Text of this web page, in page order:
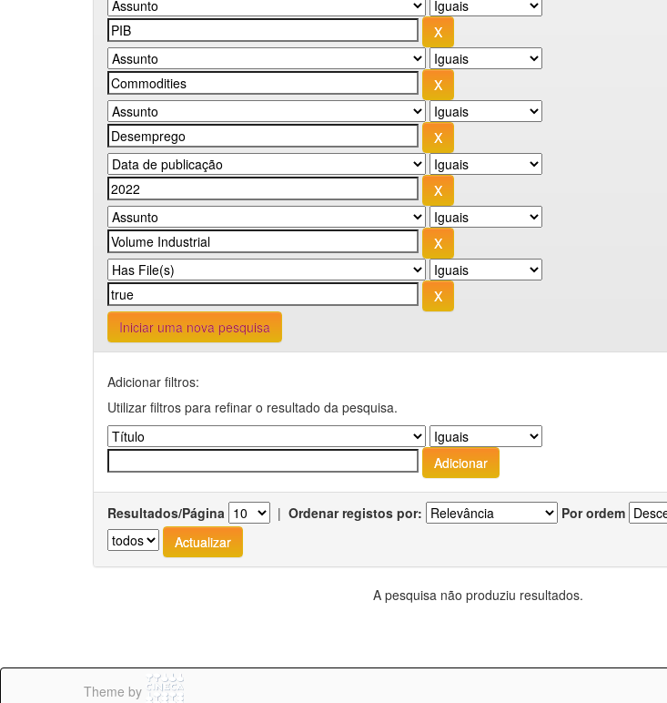
Iniciar uma nova pesquisa
Adicionar filtros:
Utilizar filtros para refinar o resultado da pesquisa.
Resultados/Página | Ordenar registos por: Por ordem
A pesquisa não produziu resultados.
Theme by